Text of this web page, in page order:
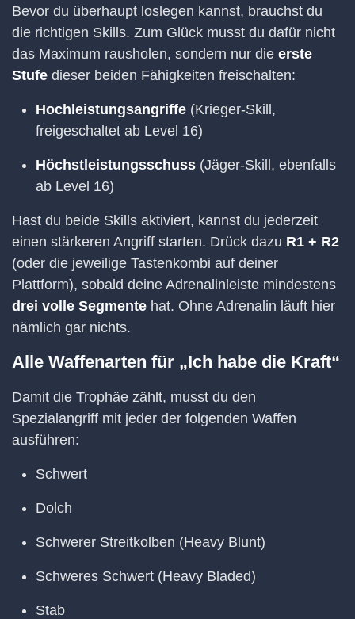
Bevor du überhaupt loslegen kannst, brauchst du
die richtigen Skills. Zum Glück musst du dafür nicht
das Maximum rausholen, sondern nur die erste
Stufe dieser beiden Fähigkeiten freischalten:
Hochleistungsangriffe (Krieger-Skill,
freigeschaltet ab Level 16)
Höchstleistungsschuss (Jäger-Skill, ebenfalls
ab Level 16)
Hast du beide Skills aktiviert, kannst du jederzeit
einen stärkeren Angriff starten. Drück dazu R1 + R2
(oder die jeweilige Tastenkombi auf deiner
Plattform), sobald deine Adrenalinleiste mindestens
drei volle Segmente hat. Ohne Adrenalin läuft hier
nämlich gar nichts.
Alle Waffenarten für „Ich habe die Kraft“
Damit die Trophäe zählt, musst du den
Spezialangriff mit jeder der folgenden Waffen
ausführen:
Schwert
Dolch
Schwerer Streitkolben (Heavy Blunt)
Schweres Schwert (Heavy Bladed)
Stab